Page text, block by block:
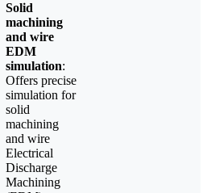
Solid
machining
and wire
EDM
simulation:
Offers precise
simulation for
solid
machining
and wire
Electrical
Discharge
Machining